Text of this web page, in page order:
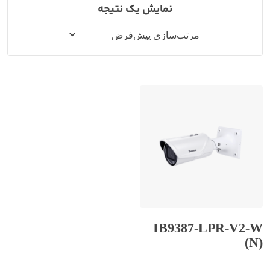
نمایش یک نتیجه
IB9387-LPR-V2-W
(N)